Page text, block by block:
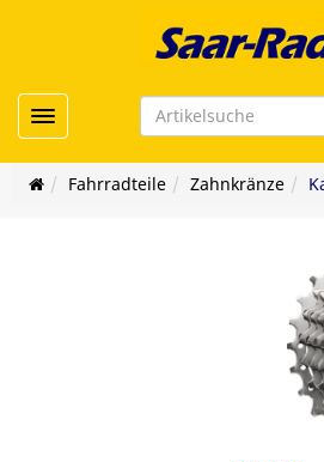
Toggle navigation
Fahrradteile Zahnkränze